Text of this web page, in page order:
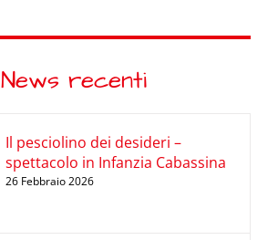
News recenti
Il pesciolino dei desideri –
spettacolo in Infanzia Cabassina
26 Febbraio 2026